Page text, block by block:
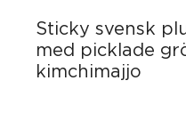
Sticky svensk
med picklade
kimchimajjo